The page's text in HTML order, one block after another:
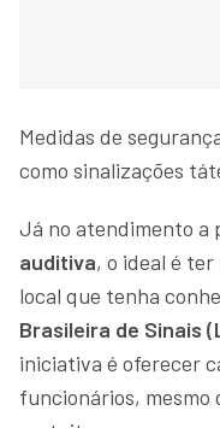
Medidas de
como sinalizações
Já no atendimento a
auditiva, o ideal é
local que tenha
Brasileira de Sinais
iniciativa é oferecer
funcionários, mesmo